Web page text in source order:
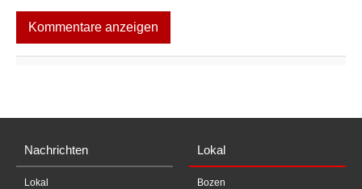
Kommentare anzeigen
Nachrichten
Lokal
Lokal
Bozen